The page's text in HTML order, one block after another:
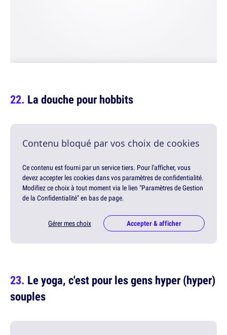
La douche pour hobbits
Contenu bloqué par vos choix de cookies
Ce contenu est fourni par un service tiers. Pour l'afficher, vous
devez accepter les cookies dans vos paramètres de confidentialité.
Modifiez ce choix à tout moment via le lien "Paramètres de Gestion
de la Confidentialité" en bas de page.
Gérer mes choix Accepter & afficher
Le yoga, c'est pour les gens hyper (hyper)
souples